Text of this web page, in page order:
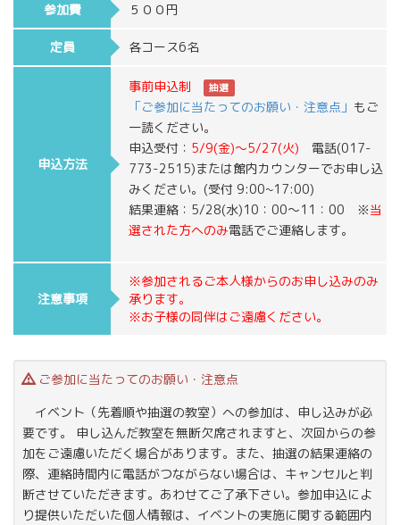
参加費 ５００円
定員 各コース6名
申込方法
事前申込制 抽選
「ご参加に当たってのお願い・注意点」 もご
一読ください。
申込受付： 5/9(金)～5/27(火) 電話(017-
773-2515)または館内カウンターでお申し込
みください。(受付 9:00~17:00)
結果連絡：5/28(水)10：00～11：00 ※当
選された方へのみ電話でご連絡します。
注意事項
※参加されるご本人様からのお申し込みのみ
承ります。
※お子様の同伴はご遠慮ください。
ご参加に当たってのお願い・注意点
イベント（先着順や抽選の教室）への参加は、申し込みが必
要です。 申し込んだ教室を無断欠席されますと、次回からの参
加をご遠慮いただく場合があります。また、抽選の結果連絡の
際、連絡時間内に電話がつながらない場合は、キャンセルと判
断させていただきます。あわせてご了承下さい。参加申込によ
り提供いただいた個人情報は、イベントの実施に関する範囲内